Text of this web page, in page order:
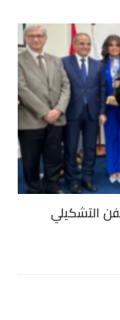
التشكيلي